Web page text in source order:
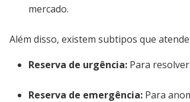
mercado.
Além disso, existem subtipos que
Reserva de urgência: Para
Reserva de emergência: Para